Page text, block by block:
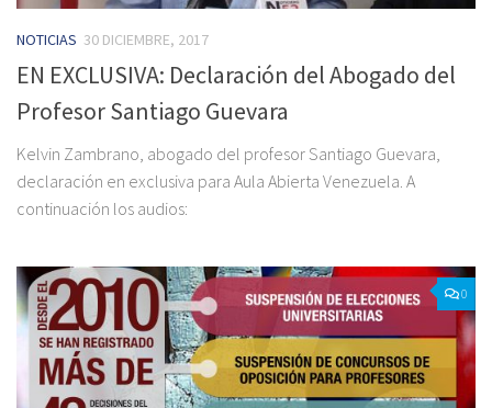
NOTICIAS 30 DICIEMBRE, 2017
EN EXCLUSIVA: Declaración del Abogado del
Profesor Santiago Guevara
Kelvin Zambrano, abogado del profesor Santiago Guevara,
declaración en exclusiva para Aula Abierta Venezuela. A
continuación los audios:
0